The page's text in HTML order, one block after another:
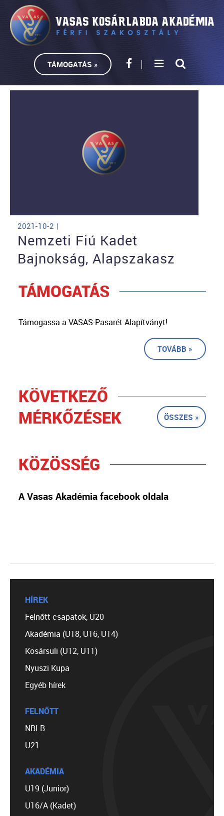
TÁMOGATÁS »
2021-10-2 |
Nemzeti Fiú Kadet
Bajnokság, Alapszakasz
TÁMOGATÁS
Támogassa a VASAS-Pasarét Alapítványt!
TOVÁBB »
KÖVETKEZŐ
MÉRKŐZÉSEK
ÖSSZES »
KÖZÖSSÉG
A Vasas Akadémia facebook oldala
HÍREK
Felnőtt csapatok, U20
Akadémia (U18, U16, U14)
Kosársuli (U12, U11)
Nyuszi Kupa
Egyéb hírek
FELNŐTT
NBI B
U21
AKADÉMIA
U19 (Junior)
U16/A (Kadet)